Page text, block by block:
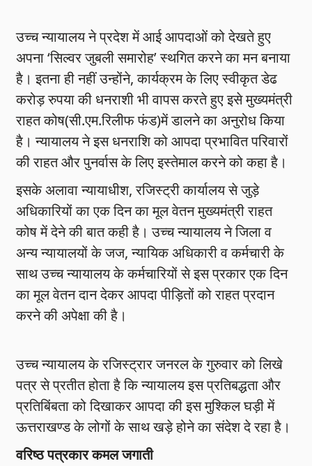
उच्च न्यायालय ने प्रदेश में आई आपदाओं को देखते हुए
अपना ‘सिल्वर जुबली समारोह’ स्थगित करने का मन बनाया
है। इतना ही नहीं उन्होंने, कार्यक्रम के लिए स्वीकृत डेढ
करोड़ रुपया की धनराशी भी वापस करते हुए इसे मुख्यमंत्री
राहत कोष(सी.एम.रिलीफ फंड)में डालने का अनुरोध किया
है। न्यायालय ने इस धनराशि को आपदा प्रभावित परिवारों
की राहत और पुनर्वास के लिए इस्तेमाल करने को कहा है।
इसके अलावा न्यायाधीश, रजिस्ट्री कार्यालय से जुड़े
अधिकारियों का एक दिन का मूल वेतन मुख्यमंत्री राहत
कोष में देने की बात कही है। उच्च न्यायालय ने जिला व
अन्य न्यायालयों के जज, न्यायिक अधिकारी व कर्मचारी के
साथ उच्च न्यायालय के कर्मचारियों से इस प्रकार एक दिन
का मूल वेतन दान देकर आपदा पीड़ितों को राहत प्रदान
करने की अपेक्षा की है।
उच्च न्यायालय के रजिस्ट्रार जनरल के गुरुवार को लिखे
पत्र से प्रतीत होता है कि न्यायालय इस प्रतिबद्धता और
प्रतिबिंबता को दिखाकर आपदा की इस मुश्किल घड़ी में
ऊत्तराखण्ड के लोगों के साथ खड़े होने का संदेश दे रहा है।
वरिष्ठ पत्रकार कमल जगाती